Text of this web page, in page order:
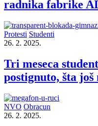
radnika fabrike
Protesti Studenti
26. 2. 2025.
Tri meseca
postignuto, šta još
NVO Obracun
26. 2. 2025.